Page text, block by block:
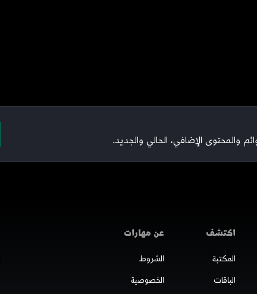
والمحتوى الإضافي، الحالي والجديد.
اكتشف
المكتبة
الباقات
عن مهارات
الشروط
الخصوصية